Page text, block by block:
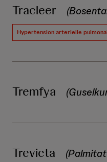
Tracleer
Hypertension arterielle
Tremfya
Trevicta